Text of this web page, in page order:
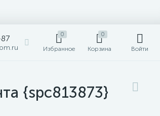
0
Избранное
0
Корзина Войти
{spc813873}